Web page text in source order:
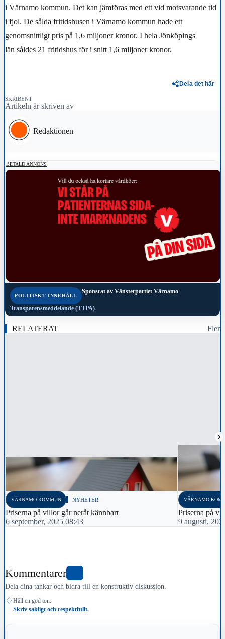
i Värnamo kommun. Det kan jämföras med ett vid motsvarande tid
i fjol. De sålda fritidshusen i Värnamo kommun hade ett
genomsnittligt pris på 1,6 miljoner kronor. I hela Jönköpings
län såldes 21 fritidshus för i snitt 1,6 miljoner kronor.
Dela det här
SKRIBENT
Artikeln är skriven av
Redaktionen
BETALD ANNONS
POLITISKT INNEHÅLL
Sponsrat av Vänsterpartiet Värnamo
Transparensmeddelande (TTPA)
RELATERAT Fler
›
VÄRNAMO KOMMUN NYHETER
Priserna på villor går neråt kännbart
6 september, 2025 08:43
VÄRNAMO
Priserna på
9 augusti,
Kommentarer
Dela dina tankar och bidra till en konstruktiv diskussion.
♢ Håll en god ton.
Skriv sakligt och respektfullt.